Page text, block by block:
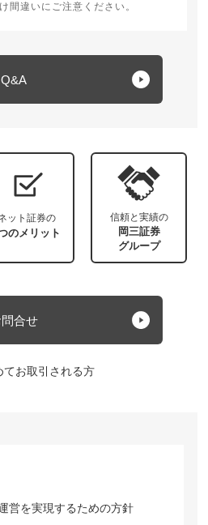
間違いにご注意ください。
Q&A
ット証券の
のメリット
信頼と実績の
岡三証券
グループ
合せ
てお取引される方
営を実現するための方針